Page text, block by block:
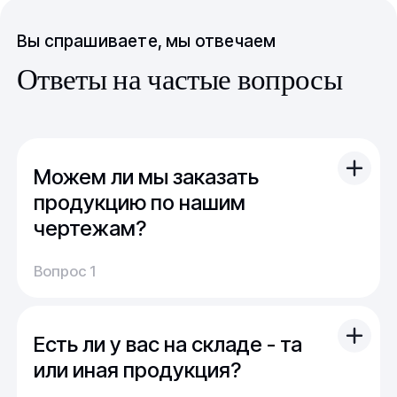
Вы спрашиваете, мы отвечаем
Ответы на частые вопросы
Можем ли мы заказать
продукцию по нашим
чертежам?
Вы можете отправить свой чертеж/проект
(в т.ч. примерный) с техническим заданием.
Мы можем изготовить для вас как мелкую
продукцию (метизы, точеные отводы,
детали), так и большие изделия
Вопрос 1
Есть ли у вас на складе - та
или иная продукция?